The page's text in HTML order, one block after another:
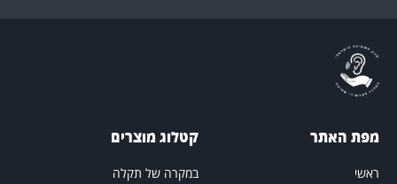
האתר קטלוג מוצרים
במקרה של תקלה